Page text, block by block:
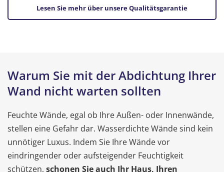
Lesen Sie mehr über unsere Qualitätsgarantie
Warum Sie mit der Abdichtung Ihrer
Wand nicht warten sollten
Feuchte Wände, egal ob Ihre Außen- oder Innenwände,
stellen eine Gefahr dar. Wasserdichte Wände sind kein
unnötiger Luxus. Indem Sie Ihre Wände vor
eindringender oder aufsteigender Feuchtigkeit
schützen, schonen Sie auch Ihr Haus, Ihren